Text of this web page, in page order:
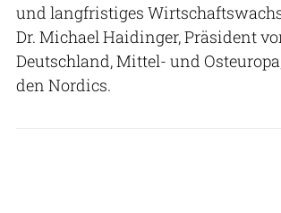
und langfristiges
Dr. Michael Haidinger, Präsident
Deutschland, Mittel- und
den Nordics.